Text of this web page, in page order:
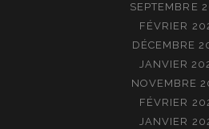
SEPTEMBRE
FÉVRIER
DÉCEMBRE
JANVIER
NOVEMBRE
FÉVRIER
JANVIER